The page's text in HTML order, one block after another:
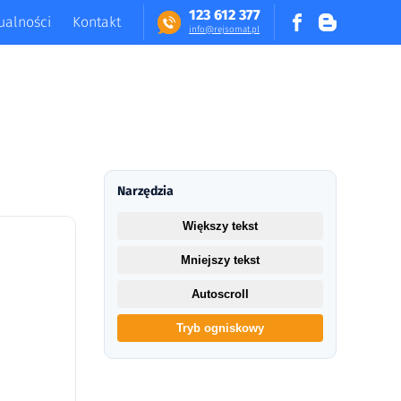
123 612 377
in​fo​@​​rej​somat​.​pl
Kontakt
Narzędzia
Większy tekst
Mniejszy tekst
Autoscroll
Tryb ogniskowy